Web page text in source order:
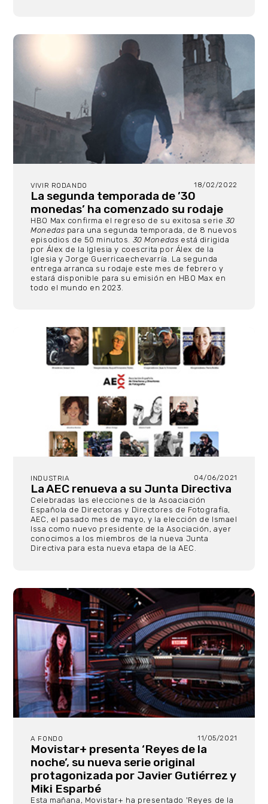
VIVIR RODANDO 18/02/2022
La segunda temporada de ’30
monedas’ ha comenzado su rodaje
HBO Max confirma el regreso de su exitosa serie 30
Monedas para una segunda temporada, de 8 nuevos
episodios de 50 minutos. 30 Monedas está dirigida
por Álex de la Iglesia y coescrita por Álex de la
Iglesia y Jorge Guerricaechevarría. La segunda
entrega arranca su rodaje este mes de febrero y
estará disponible para su emisión en HBO Max en
todo el mundo en 2023.
INDUSTRIA 04/06/2021
La AEC renueva a su Junta Directiva
Celebradas las elecciones de la Asoaciación
Española de Directoras y Directores de Fotografía,
AEC, el pasado mes de mayo, y la elección de Ismael
Issa como nuevo presidente de la Asociación, ayer
conocimos a los miembros de la nueva Junta
Directiva para esta nueva etapa de la AEC.
A FONDO 11/05/2021
Movistar+ presenta ‘Reyes de la
noche’, su nueva serie original
protagonizada por Javier Gutiérrez y
Miki Esparbé
Esta mañana, Movistar+ ha presentado 'Reyes de la